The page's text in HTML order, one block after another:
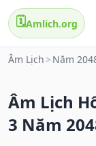
🗓️Amlich.org
Âm Lịch > Năm
Âm Lịch
3 Năm